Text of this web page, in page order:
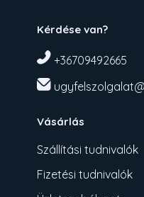
Kérdése van?
+36709492665
Vásárlás
Szállítási tudnivalók
Fizetési tudnivalók